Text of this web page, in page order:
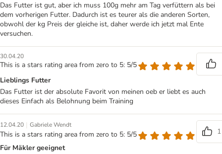
Das Futter ist gut, aber ich muss 100g mehr am Tag verfüttern als bei
dem vorherigen Futter. Dadurch ist es teurer als die anderen Sorten,
obwohl der kg Preis der gleiche ist, daher werde ich jetzt mal Ente
versuchen.
30.04.20
This is a stars rating area from zero to 5: 5/5
Lieblings Futter
Das Futter ist der absolute Favorit von meinen oeb er liebt es auch
dieses Einfach als Belohnung beim Training
12.04.20 | Gabriele Wendt
This is a stars rating area from zero to 5: 5/5
1
Für Mäkler geeignet